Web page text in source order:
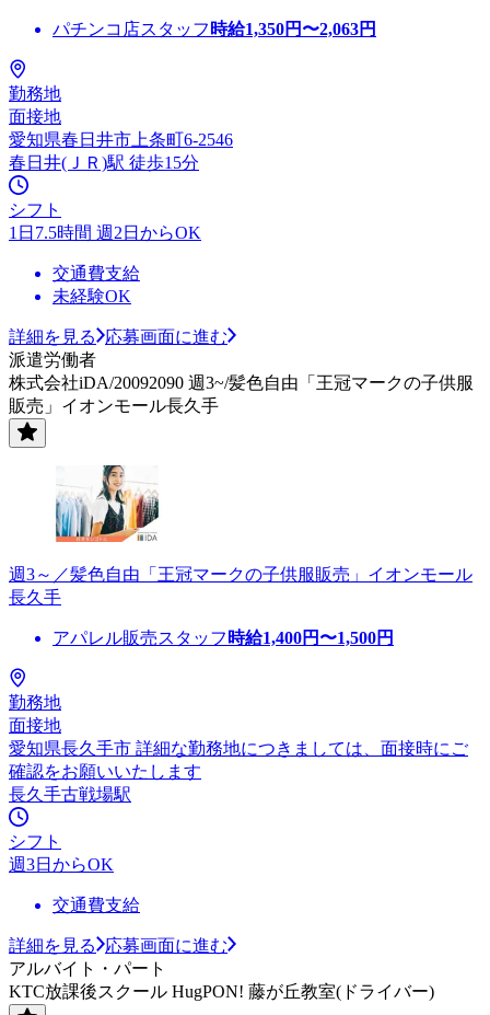
パチンコ店スタッフ 時給1,350円〜2,063円
勤務地
面接地
愛知県春日井市上条町6-2546
春日井(ＪＲ)駅 徒歩15分
シフト
1日7.5時間 週2日からOK
交通費支給
未経験OK
詳細を見る
応募画面に進む
派遣労働者
株式会社iDA/20092090 週3~/髪色自由「王冠マークの子供服
販売」イオンモール長久手
週3～／髪色自由「王冠マークの子供服販売」イオンモール
長久手
アパレル販売スタッフ 時給1,400円〜1,500円
勤務地
面接地
愛知県長久手市 詳細な勤務地につきましては、面接時にご
確認をお願いいたします
長久手古戦場駅
シフト
週3日からOK
交通費支給
詳細を見る
応募画面に進む
アルバイト・パート
KTC放課後スクール HugPON! 藤が丘教室(ドライバー)